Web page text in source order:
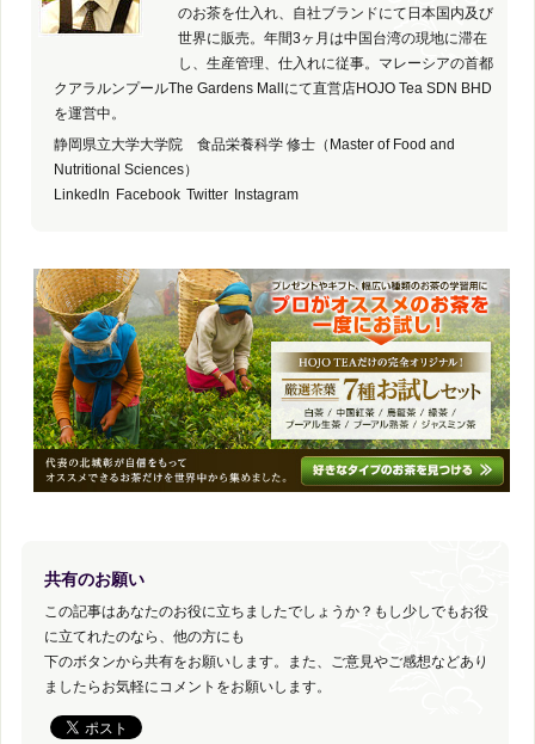
のお茶を仕入れ、自社ブランドにて日本国内及び
世界に販売。年間3ヶ月は中国台湾の現地に滞在
し、生産管理、仕入れに従事。マレーシアの首都
クアラルンプールThe Gardens Mallにて直営店HOJO Tea SDN BHD
を運営中。
静岡県立大学大学院 食品栄養科学 修士（Master of Food and
Nutritional Sciences）
LinkedIn Facebook Twitter Instagram
共有のお願い
この記事はあなたのお役に立ちましたでしょうか？もし少しでもお役
に立てれたのなら、他の方にも
下のボタンから共有をお願いします。また、ご意見やご感想などあり
ましたらお気軽にコメントをお願いします。